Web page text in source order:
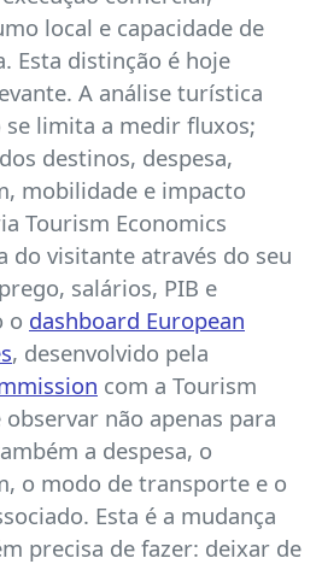
local e capacidade de
Esta distinção é hoje
A análise turística
limita a medir fluxos;
destinos, despesa,
mobilidade e impacto
Tourism Economics
do visitante através do seu
salários, PIB e
o dashboard European
, desenvolvido pela
com a Tourism
não apenas para
a despesa, o
o modo de transporte e o
Esta é a mudança
precisa de fazer: deixar de